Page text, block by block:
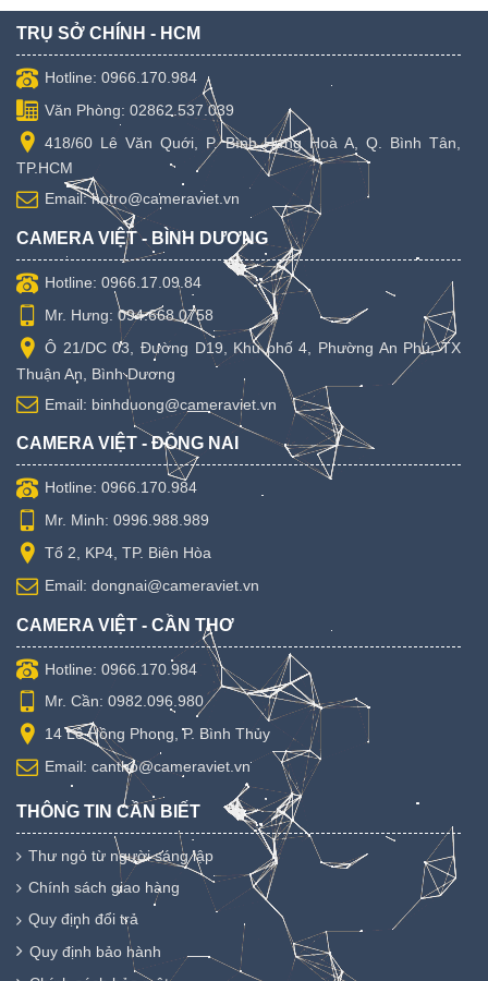
TRỤ SỞ CHÍNH - HCM
Hotline: 0966.170.984
Văn Phòng: 02862.537.039
418/60 Lê Văn Quới, P. Bình Hưng Hoà A, Q. Bình Tân,
TP.HCM
Email: hotro@cameraviet.vn
CAMERA VIỆT - BÌNH DƯƠNG
Hotline: 0966.17.09.84
Mr. Hưng: 094.668.0758
Ô 21/DC 03, Đường D19, Khu phố 4, Phường An Phú, TX
Thuận An, Bình Dương
Email: binhduong@cameraviet.vn
CAMERA VIỆT - ĐỒNG NAI
Hotline: 0966.170.984
Mr. Minh: 0996.988.989
Tổ 2, KP4, TP. Biên Hòa
Email: dongnai@cameraviet.vn
CAMERA VIỆT - CẦN THƠ
Hotline: 0966.170.984
Mr. Cần: 0982.096.980
14 Lê Hồng Phong, P. Bình Thủy
Email: cantho@cameraviet.vn
THÔNG TIN CẦN BIẾT
Thư ngỏ từ người sáng lập
Chính sách giao hàng
Quy định đổi trả
Quy định bảo hành